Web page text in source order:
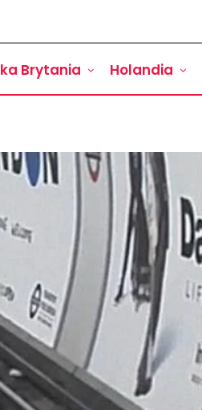
Brytania Holandia